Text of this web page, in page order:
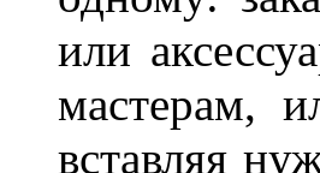
или
мастерам,
вставляя